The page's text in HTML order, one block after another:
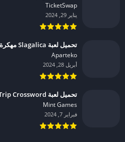
TicketSwap‏
يناير 29, 2024
تحميل لعبة Slagalica مهكرة للاندرويد 2024
Aparteko‏
أبريل 28, 2024
تحميل لعبة Word Trip Crossword مهكرة للاندرويد 2024
Mint Games‏
فبراير 7, 2024